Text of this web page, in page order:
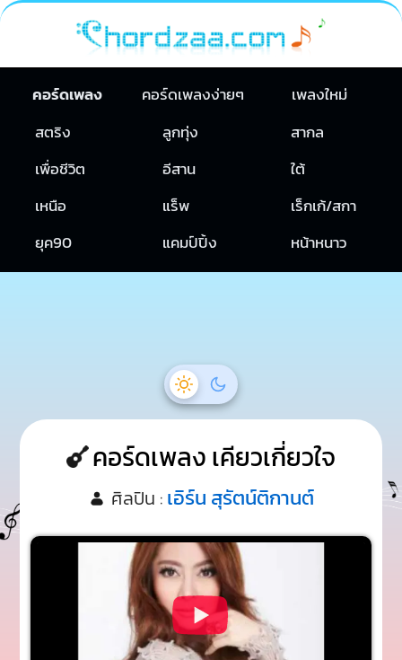
คอร์ดเพลง คอร์ดเพลงง่ายๆ
เพลงใหม่
สตริง
ลูกทุ่ง
สากล
เพื่อชีวิต
อีสาน
ใต้
เหนือ
แร็พ
เร็กเก้/สกา
ยุค90
แคมป์ปิ้ง หน้าหนาว
คอร์ดเพลง เคียวเกี่ยวใจ
ศิลปิน : เอิร์น สุรัตน์ติกานต์